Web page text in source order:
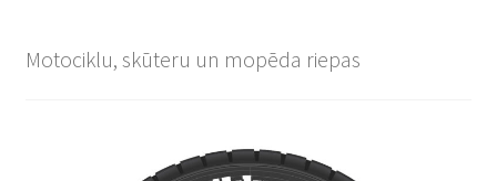
Motociklu, skūteru un mopēda riepas